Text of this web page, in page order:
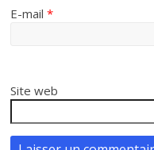
E-mail*
Site web